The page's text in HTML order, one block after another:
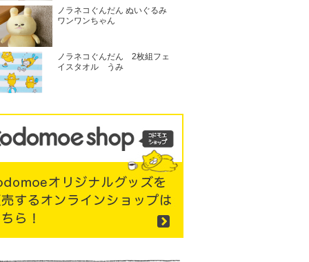
ノラネコぐんだん ぬいぐるみ
ワンワンちゃん
ノラネコぐんだん 2枚組フェ
イスタオル うみ